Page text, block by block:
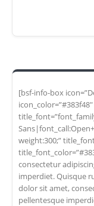
[bsf-info-box
weight:300;”
consectetur
imperdiet. Quisque
dolor sit amet,
pellentesque